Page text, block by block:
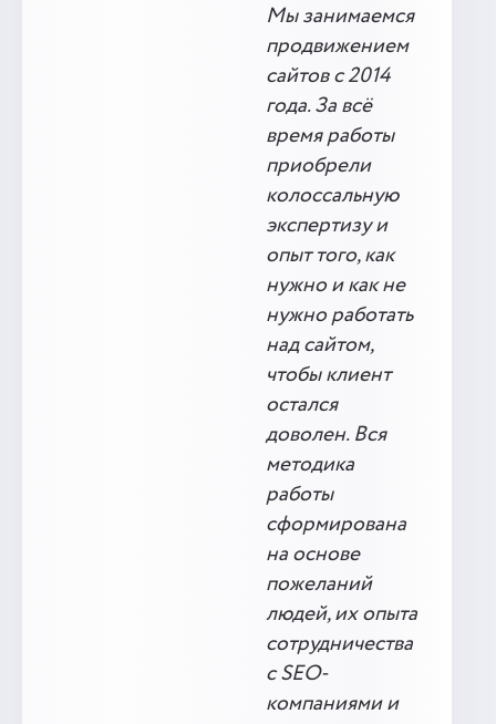
Мы занимаемся
продвижением
сайтов с 2014
года. За всё
время работы
приобрели
колоссальную
экспертизу и
опыт того, как
нужно и как не
нужно работать
над сайтом,
чтобы клиент
остался
доволен. Вся
методика
работы
сформирована
на основе
пожеланий
людей, их опыта
сотрудничества
с SEO-
компаниями и